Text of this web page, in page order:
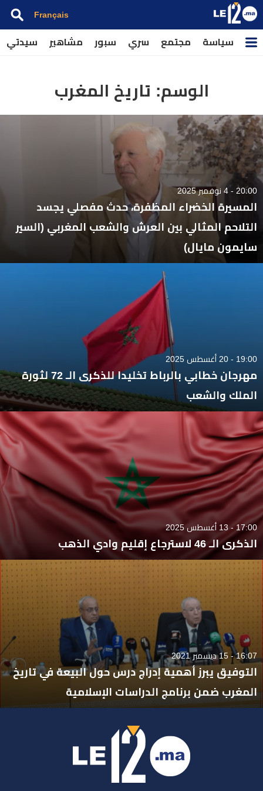
Français
سياسة مجتمع سري سبور مشاهير سيدتي
الوسم: تاريخ المغرب
20:00 - 4 نوفمبر 2025
المسيرة الخضراء المظفرة، حدث مفصلي يجسد
التلاحم المثالي بين العرش والشعب المغربي (السير
سايمون مايال)
19:00 - 20 أغسطس 2025
مهرجان خطابي بالرباط تخليدا للذكرى الـ 72 لثورة
الملك والشعب
17:00 - 13 أغسطس 2025
الذكرى الـ 46 لاسترجاع إقليم وادي الذهب
16:07 - 15 ديسمبر 2021
التوفيق يبرز أهمية إدراج درس حول البيعة في تاريخ
المغرب ضمن برنامج الدراسات الإسلامية